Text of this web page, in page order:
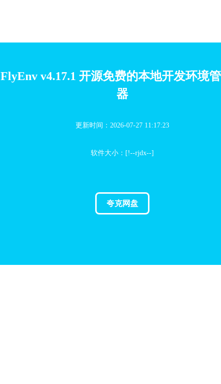
FlyEnv v4.17.1 开源免费的本地开发环境
器
更新时间：2026-07-27 11:17:23
软件大小：[!--rjdx--]
夸克网盘